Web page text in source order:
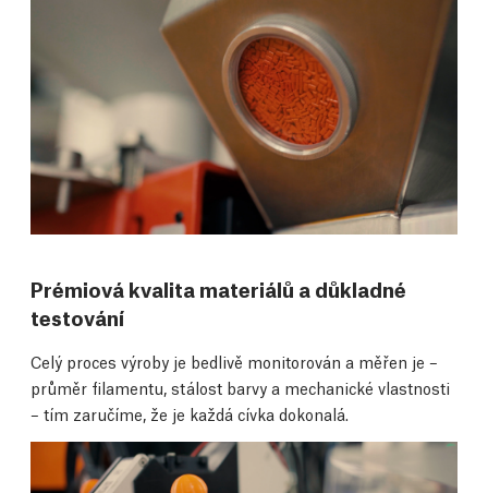
Prémiová kvalita materiálů a důkladné
testování
Celý proces výroby je bedlivě monitorován a měřen je –
průměr filamentu, stálost barvy a mechanické vlastnosti
– tím zaručíme, že je každá cívka dokonalá.